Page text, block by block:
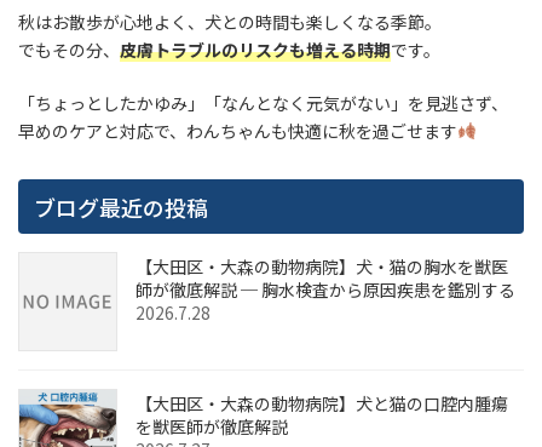
秋はお散歩が心地よく、犬との時間も楽しくなる季節。
でもその分、 皮膚トラブルのリスクも増える時期です。
「ちょっとしたかゆみ」「なんとなく元気がない」を見逃さず、
早めのケアと対応で、わんちゃんも快適に秋を過ごせます
ブログ最近の投稿
【大田区・大森の動物病院】犬・猫の胸水を獣医
師が徹底解説 ─ 胸水検査から原因疾患を鑑別する
2026.7.28
【大田区・大森の動物病院】犬と猫の口腔内腫瘍
を獣医師が徹底解説